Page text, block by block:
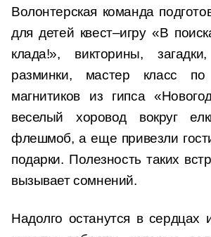
Волонтерская команда
для детей квест–игру «В
клада!», викторины,
разминки, мастер класс по
магнитиков из гипса
веселый хоровод вокруг
флешмоб, а еще привезли
подарки. Полезность таких
вызывает сомнений.
Надолго останутся в сердцах